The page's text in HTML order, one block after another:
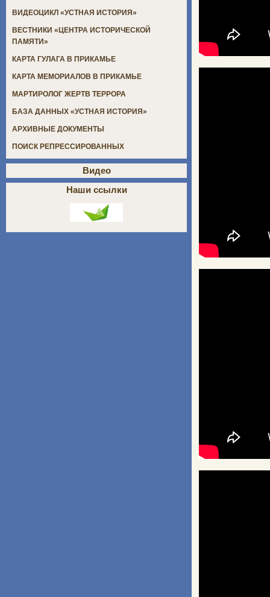
ВИДЕОЦИКЛ «УСТНАЯ ИСТОРИЯ»
ВЕСТНИКИ «ЦЕНТРА ИСТОРИЧЕСКОЙ
ПАМЯТИ»
КАРТА ГУЛАГА В ПРИКАМЬЕ
КАРТА МЕМОРИАЛОВ В ПРИКАМЬЕ
МАРТИРОЛОГ ЖЕРТВ ТЕРРОРА
БАЗА ДАННЫХ «УСТНАЯ ИСТОРИЯ»
АРХИВНЫЕ ДОКУМЕНТЫ
ПОИСК РЕПРЕССИРОВАННЫХ
Видео
Наши ссылки